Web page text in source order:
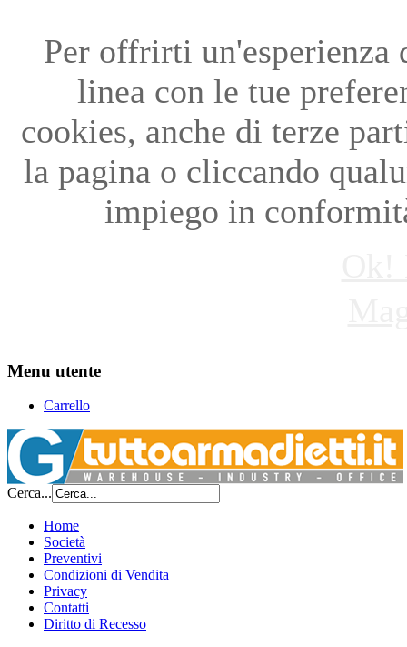
Per offrirti un'esperienza
linea con le tue
cookies, anche di terze
la pagina o cliccando
impiego in
Menu utente
Carrello
Cerca...
Home
Società
Preventivi
Condizioni di Vendita
Privacy
Contatti
Diritto di Recesso